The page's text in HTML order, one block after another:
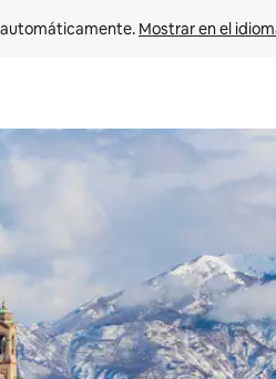
Mostrar en el